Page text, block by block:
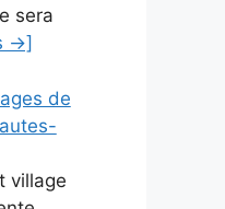
sera
→]
de
village